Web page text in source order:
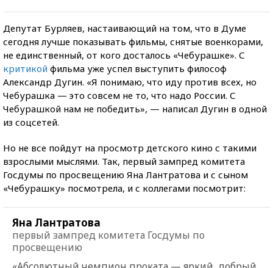
Депутат Бурляев, настаивающий на том, что в Думе
сегодня лучше показывать фильмы, снятые военкорами,
не единственный, от кого досталось «Чебурашке». С
критикой фильма уже успел выступить философ
Александр Дугин. «Я понимаю, что иду против всех, но
Чебурашка — это совсем не то, что надо России. С
Чебурашкой нам не победить», — написал Дугин в одной
из соцсетей.
Но не все пойдут на просмотр детского кино с такими
взрослыми мыслями. Так, первый зампред комитета
Госдумы по просвещению Яна Лантратова и с сыном
«Чебурашку» посмотрела, и с коллегами посмотрит:
Яна Лантратова
первый зампред комитета Госдумы по
просвещению